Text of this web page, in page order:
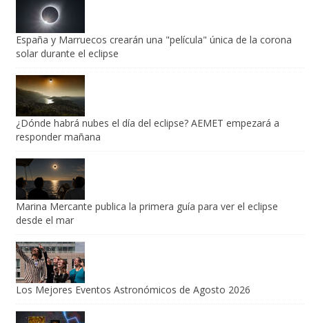
España y Marruecos crearán una "película" única de la corona
solar durante el eclipse
¿Dónde habrá nubes el día del eclipse? AEMET empezará a
responder mañana
Marina Mercante publica la primera guía para ver el eclipse
desde el mar
Los Mejores Eventos Astronómicos de Agosto 2026